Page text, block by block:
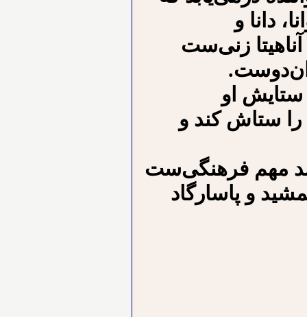
دانا و
زنی‌ست
ستایش او
را ستاش کند و
مهم فرهنگی‌ست
و پاسارگاد